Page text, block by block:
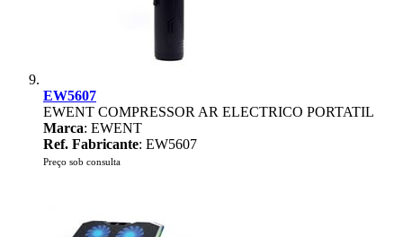
EW5607
EWENT COMPRESSOR AR ELECTRICO PORTATIL
Marca: EWENT
Ref. Fabricante: EW5607
Preço sob consulta